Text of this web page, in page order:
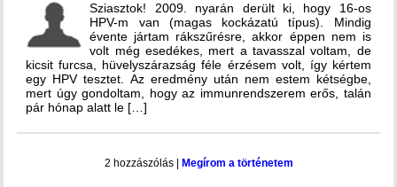
Sziasztok! 2009. nyarán derült ki, hogy 16-os
HPV-m van (magas kockázatú típus). Mindig
évente jártam rákszűrésre, akkor éppen nem is
volt még esedékes, mert a tavasszal voltam, de
kicsit furcsa, hüvelyszárazság féle érzésem volt, így kértem
egy HPV tesztet. Az eredmény után nem estem kétségbe,
mert úgy gondoltam, hogy az immunrendszerem erős, talán
pár hónap alatt le […]
2 hozzászólás| Megírom a történetem